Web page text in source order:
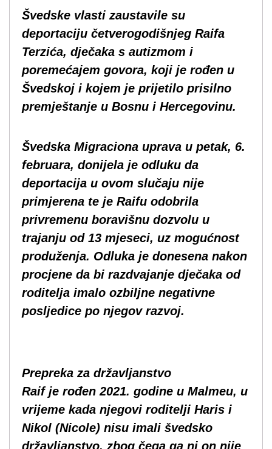
Švedske vlasti zaustavile su
deportaciju četverogodišnjeg Raifa
Terzića, dječaka s autizmom i
poremećajem govora, koji je rođen u
Švedskoj i kojem je prijetilo prisilno
premještanje u Bosnu i Hercegovinu.
Švedska Migraciona uprava u petak, 6.
februara, donijela je odluku da
deportacija u ovom slučaju nije
primjerena te je Raifu odobrila
privremenu boravišnu dozvolu u
trajanju od 13 mjeseci, uz mogućnost
produženja. Odluka je donesena nakon
procjene da bi razdvajanje dječaka od
roditelja imalo ozbiljne negativne
posljedice po njegov razvoj.
Prepreka za državljanstvo
Raif je rođen 2021. godine u Malmeu, u
vrijeme kada njegovi roditelji Haris i
Nikol (Nicole) nisu imali švedsko
državljanstvo, zbog čega ga ni on nije